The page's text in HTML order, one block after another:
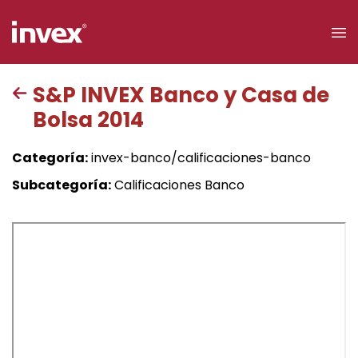
Acceso a
Buscar
S&P INVEX Banco y Casa de
Bolsa 2014
Categoría:invex-banco/calificaciones-banco
Subcategoría:Calificaciones Banco